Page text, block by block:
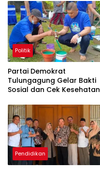
Politik
Partai Demokrat
Tulungagung Gelar Bakti
Sosial dan Cek Kesehatan
Pendidikan